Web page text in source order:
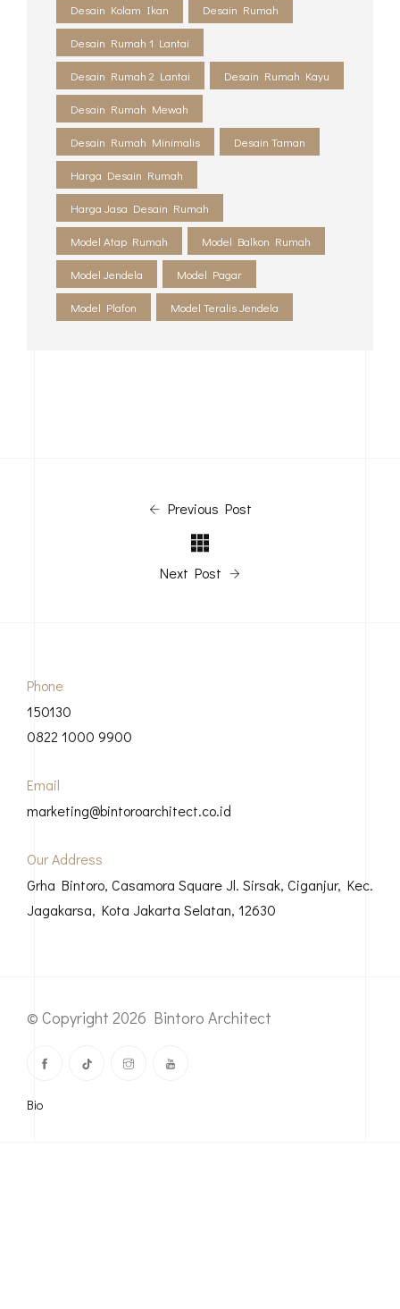
Desain Rumah 2 Lantai Desain Rumah Kayu
Desain Rumah Mewah
Desain Rumah Minimalis Desain Taman
Harga Desain Rumah
Harga Jasa Desain Rumah
Model Atap Rumah
Model Jendela Model Pagar
Model Plafon Model Teralis Jendela
Next Post
Email
marketing@bintoroarchitect.co.id
Our Address
Grha Bintoro, Casamora Square Jl. Sirsak, Ciganjur, Kec.